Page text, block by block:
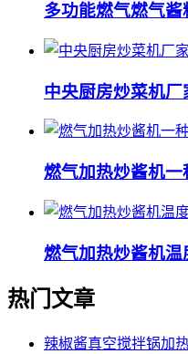
多功能燃气燃气酱
中央厨房炒菜机
燃气加热炒酱机
燃气加热炒酱机
热门文章
辣椒酱真空搅拌锅加